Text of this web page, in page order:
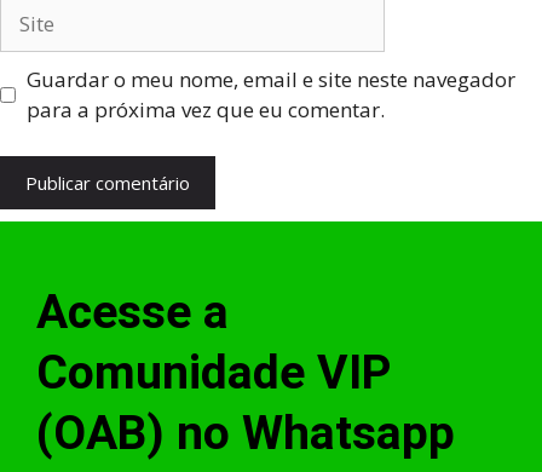
Guardar o meu nome, email e site neste navegador
para a próxima vez que eu comentar.
Acesse a
Comunidade VIP
(OAB) no Whatsapp